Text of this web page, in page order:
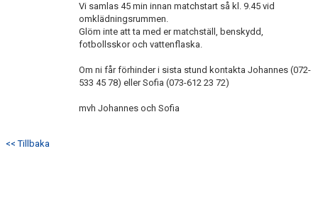
Vi samlas 45 min innan matchstart så kl. 9.45 vid
omklädningsrummen.
Glöm inte att ta med er matchställ, benskydd,
fotbollsskor och vattenflaska.
Om ni får förhinder i sista stund kontakta Johannes (072-
533 45 78) eller Sofia (073-612 23 72)
mvh Johannes och Sofia
<< Tillbaka